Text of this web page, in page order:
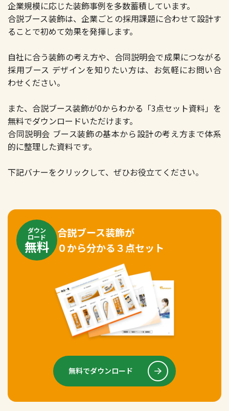
企業規模に応じた装飾事例を多数蓄積しています。
合説ブース装飾は、企業ごとの採用課題に合わせて設計す
ることで初めて効果を発揮します。
自社に合う装飾の考え方や、合同説明会で成果につながる
採用ブース デザインを知りたい方は、お気軽にお問い合
わせください。
また、合説ブース装飾が0からわかる「3点セット資料」を
無料でダウンロードいただけます。
合同説明会 ブース装飾の基本から設計の考え方まで体系
的に整理した資料です。
下記バナーをクリックして、ぜひお役立てください。
ダウン
ロード
無料
合説ブース装飾が
０から分かる３点セット
無料でダウンロード